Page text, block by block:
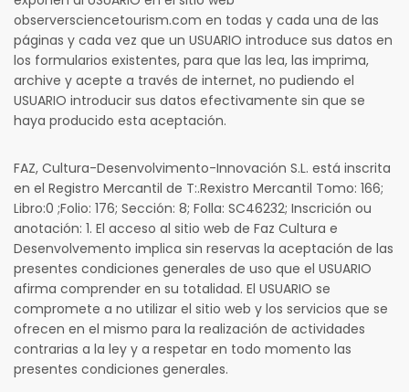
observersciencetourism.com en todas y cada una de las
páginas y cada vez que un USUARIO introduce sus datos en
los formularios existentes, para que las lea, las imprima,
archive y acepte a través de internet, no pudiendo el
USUARIO introducir sus datos efectivamente sin que se
haya producido esta aceptación.
FAZ, Cultura-Desenvolvimento-Innovación S.L. está inscrita
en el Registro Mercantil de T:.Rexistro Mercantil Tomo: 166;
Libro:0 ;Folio: 176; Sección: 8; Folla: SC46232; Inscrición ou
anotación: 1. El acceso al sitio web de Faz Cultura e
Desenvolvemento implica sin reservas la aceptación de las
presentes condiciones generales de uso que el USUARIO
afirma comprender en su totalidad. El USUARIO se
compromete a no utilizar el sitio web y los servicios que se
ofrecen en el mismo para la realización de actividades
contrarias a la ley y a respetar en todo momento las
presentes condiciones generales.